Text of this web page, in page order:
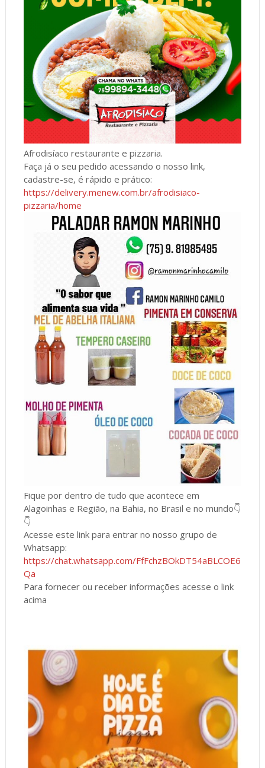
Afrodisíaco restaurante e pizzaria.
Faça já o seu pedido acessando o nosso link,
cadastre-se, é rápido e prático:
https://delivery.menew.com.br/afrodisiaco-
pizzaria/home
Fique por dentro de tudo que acontece em
Alagoinhas e Região, na Bahia, no Brasil e no mundo👇
👇
Acesse este link para entrar no nosso grupo de
Whatsapp:
https://chat.whatsapp.com/FfFchzBOkDT54aBLCOE6
Qa
Para fornecer ou receber informações acesse o link
acima